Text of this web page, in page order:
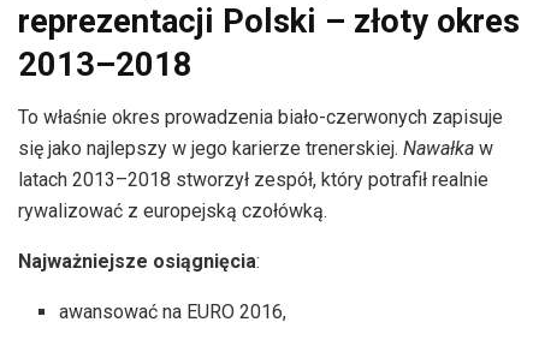
reprezentacji Polski – złoty okres
2013–2018
To właśnie okres prowadzenia biało-czerwonych zapisuje
się jako najlepszy w jego karierze trenerskiej. Nawałka w
latach 2013–2018 stworzył zespół, który potrafił realnie
rywalizować z europejską czołówką.
Najważniejsze osiągnięcia:
awansować na EURO 2016,